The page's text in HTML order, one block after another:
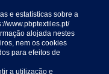
e estatísticas sobre a
www.pbptextiles.pt/
alojada nestes
nem os cookies
para efeitos de
a utilização e